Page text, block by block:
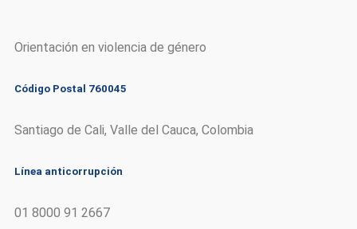
Orientación en violencia de género
Código Postal 760045
Santiago de Cali, Valle del Cauca, Colombia
Línea anticorrupción
01 8000 91 2667